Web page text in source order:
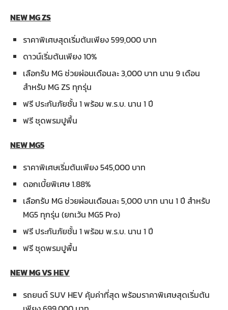
NEW MG ZS
ราคาพิเศษสุดเริ่มต้นเพียง 599,000 บาท
ดาวน์เริ่มต้นเพียง 10%
เลือกรับ MG ช่วยผ่อนเดือนละ 3,000 บาท นาน 9 เดือน
สำหรับ MG ZS ทุกรุ่น
ฟรี ประกันภัยชั้น 1 พร้อม พ.ร.บ. นาน 1 ปี
ฟรี ชุดพรมปูพื้น
NEW MG5
ราคาพิเศษเริ่มต้นเพียง 545,000 บาท
ดอกเบี้ยพิเศษ 1.88%
เลือกรับ MG ช่วยผ่อนเดือนละ 5,000 บาท นาน 1 ปี สำหรับ
MG5 ทุกรุ่น (ยกเว้น MG5 Pro)
ฟรี ประกันภัยชั้น 1 พร้อม พ.ร.บ. นาน 1 ปี
ฟรี ชุดพรมปูพื้น
NEW MG VS HEV
รถยนต์ SUV HEV คุ้มค่าที่สุด พร้อมราคาพิเศษสุดเริ่มต้น